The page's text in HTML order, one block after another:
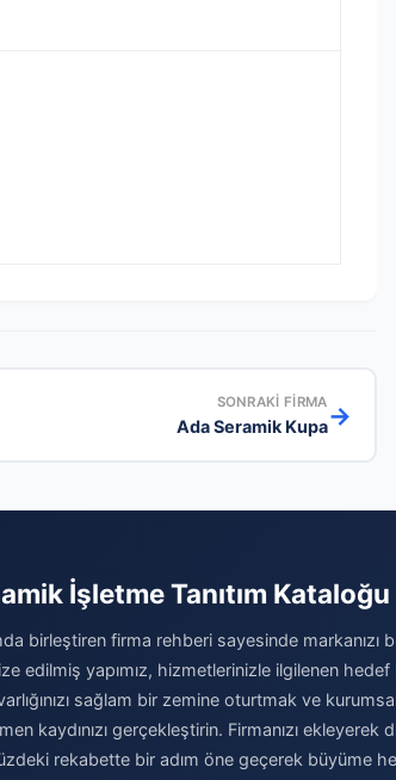
SONRAKI FIRMA
Ada Seramik Kupa→
İşletme Tanıtım Kataloğu
birleştiren firma rehberi sayesinde markanızı
edilmiş yapımız, hizmetlerinizle ilgilenen
sağlam bir zemine oturtmak ve kurumsal
kaydınızı gerçekleştirin. Firmanızı ekleyerek
rekabette bir adım öne geçerek büyüme